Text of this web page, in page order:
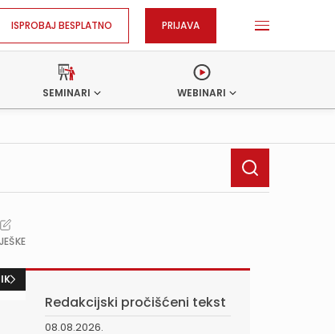
ISPROBAJ BESPLATNO PRIJAVA
SEMINARI WEBINARI
Redakcijski pročišćeni tekst
08.08.2026.